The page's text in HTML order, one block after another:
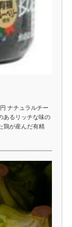
ナチュラルチー
あるリッチな味の
が産んだ有精